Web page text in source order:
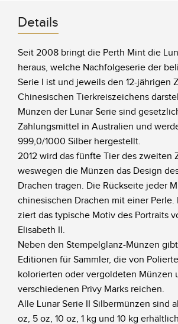
Details
Seit 2008 bringt die Perth Mint die
heraus, welche Nachfolgeserie der
Serie I ist und jeweils den 12-jährigen
Chinesischen Tierkreiszeichens
Münzen der Lunar Serie sind
Zahlungsmittel in Australien und
999,0/1000 Silber hergestellt.
2012 wird das fünfte Tier des zweiten
weswegen die Münzen das Design
Drachen tragen. Die Rückseite jeder
chinesischen Drachen mit einer Perle.
ziert das typische Motiv des Portraits
Elisabeth II.
Neben den Stempelglanz-Münzen
Editionen für Sammler, die von
kolorierten oder vergoldeten Münzen
verschiedenen Privy Marks reichen.
Alle Lunar Serie II Silbermünzen sind
oz, 5 oz, 10 oz, 1 kg und 10 kg